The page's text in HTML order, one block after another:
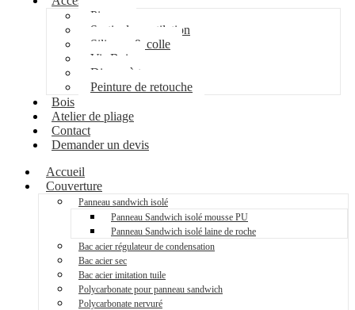
Pipeco
Sortie de ventilation
Silicone & colle
Vis Bois
Disque à tronçonner
Peinture de retouche
Bois
Atelier de pliage
Contact
Demander un devis
Accueil
Couverture
Panneau sandwich isolé
Panneau Sandwich isolé mousse PU
Panneau Sandwich isolé laine de roche
Bac acier régulateur de condensation
Bac acier sec
Bac acier imitation tuile
Polycarbonate pour panneau sandwich
Polycarbonate nervuré